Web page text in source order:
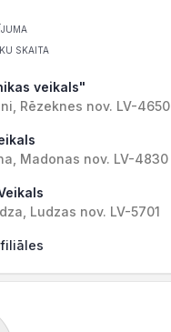
SKAITA
veikals"
Rēzeknes nov. LV-4650
Madonas nov. LV-4830
Ludzas nov. LV-5701